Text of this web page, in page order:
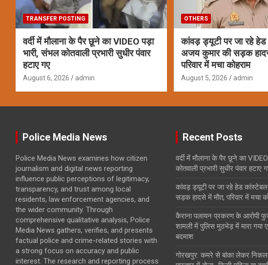
TRANSFER POSTING
वर्दी में मौलाना के पैर छूने का VIDEO पड़ा
भारी, संभल कोतवाली प्रभारी सुधीर पंवार
हटाए गए
August 6, 2026 admin
OTHERS
कांवड़ ड्यूटी पर जा रहे
अजय कुमार की सड़क
परिवार में मचा कोहराम
August 5, 2026 admin
Police Media News
Police Media News examines how citizen
journalism and digital news reporting
influence public perceptions of legitimacy,
transparency, and trust among local
residents, law enforcement agencies, and
the wider community. Through
comprehensive qualitative analysis, Police
Media News gathers, verifies, and presents
factual police and crime-related stories with
a strong focus on accuracy and public
interest. The research and reporting process
Recent Posts
वर्दी में मौलाना के पैर छूने का
कोतवाली प्रभारी सुधीर पंवार हटाए
कांवड़ ड्यूटी पर जा रहे हेड
सड़क हादसे में मौत, परिवार में मचा
कैराना पलायन प्रकरण के आरोपी
शामली में पुलिस मुठभेड़ में मारा गया
बदमाश
गोरखपुर: कमरे से बांका लेकर निकला